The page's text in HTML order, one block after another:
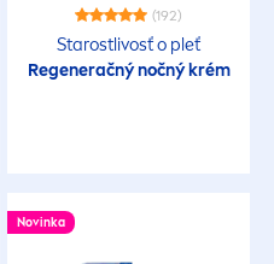
(192)
Starostlivosť o pleť
Regeneračný nočný krém
Novinka